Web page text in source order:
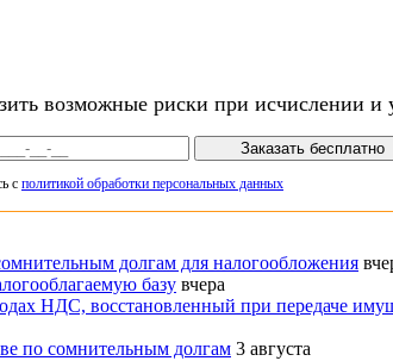
возможные риски при исчислении и
Заказать бесплатно
с политикой обработки персональных данных
долгам для налогообложения
базу вчера
НДС, восстановленный при передаче
по сомнительным долгам 3 августа